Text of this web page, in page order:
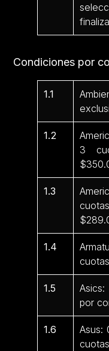
Condiciones por
1.1
1.2
3
1.3
1.4
cuotas
1.5
por
1.6
Asus: